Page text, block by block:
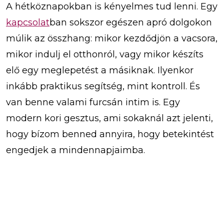
A hétköznapokban is kényelmes tud lenni. Egy
kapcsolatban sokszor egészen apró dolgokon
múlik az összhang: mikor kezdődjön a vacsora,
mikor indulj el otthonról, vagy mikor készíts
elő egy meglepetést a másiknak. Ilyenkor
inkább praktikus segítség, mint kontroll. És
van benne valami furcsán intim is. Egy
modern kori gesztus, ami sokaknál azt jelenti,
hogy bízom benned annyira, hogy betekintést
engedjek a mindennapjaimba.